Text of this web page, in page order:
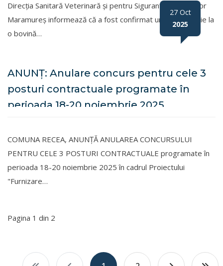
Direcția Sanitară Veterinară și pentru Siguranța Alimentelor
Maramureș informează că a fost confirmat un caz de rabie la
o bovină…
ANUNȚ: Anulare concurs pentru cele 3
posturi contractuale programate în
perioada 18-20 noiembrie 2025
27 Oct
2025
COMUNA RECEA, ANUNȚĂ ANULAREA CONCURSULUI
PENTRU CELE 3 POSTURI CONTRACTUALE programate în
perioada 18-20 noiembrie 2025 în cadrul Proiectului
"Furnizare…
Pagina 1 din 2